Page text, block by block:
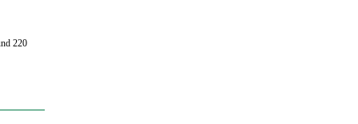
220